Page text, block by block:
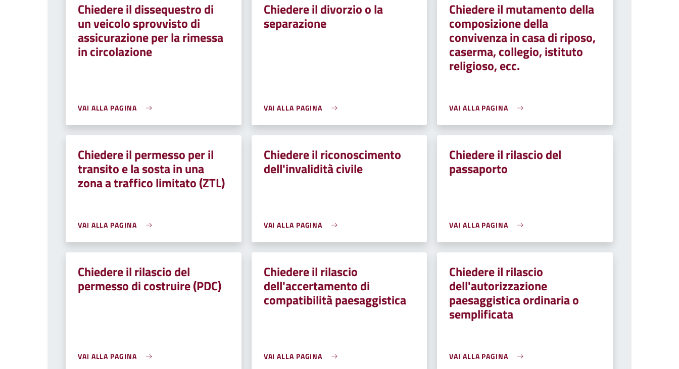
Chiedere il dissequestro di
un veicolo sprovvisto di
assicurazione per la rimessa
in circolazione
VAI ALLA PAGINA
Chiedere il divorzio o la
separazione
VAI ALLA PAGINA
Chiedere il mutamento della
composizione della
convivenza in casa di riposo,
caserma, collegio, istituto
religioso, ecc.
VAI ALLA PAGINA
Chiedere il permesso per il
transito e la sosta in una
zona a traffico limitato (ZTL)
VAI ALLA PAGINA
Chiedere il riconoscimento
dell'invalidità civile
VAI ALLA PAGINA
Chiedere il rilascio del
passaporto
VAI ALLA PAGINA
Chiedere il rilascio del
permesso di costruire (PDC)
VAI ALLA PAGINA
Chiedere il rilascio
dell'accertamento di
compatibilità paesaggistica
VAI ALLA PAGINA
Chiedere il rilascio
dell'autorizzazione
paesaggistica ordinaria o
semplificata
VAI ALLA PAGINA